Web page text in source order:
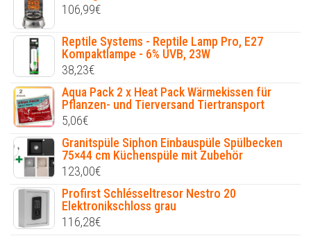
106,99€
Reptile Systems - Reptile Lamp Pro, E27
Kompaktlampe - 6% UVB, 23W
38,23€
Aqua Pack 2 x Heat Pack Wärmekissen für
Pflanzen- und Tierversand Tiertransport
5,06€
Granitspüle Siphon Einbauspüle Spülbecken
75×44 cm Küchenspüle mit Zubehör
123,00€
Profirst Schlésseltresor Nestro 20
Elektronikschloss grau
116,28€